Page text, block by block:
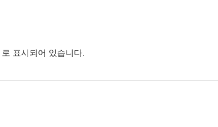
로 표시되어 있습니다.